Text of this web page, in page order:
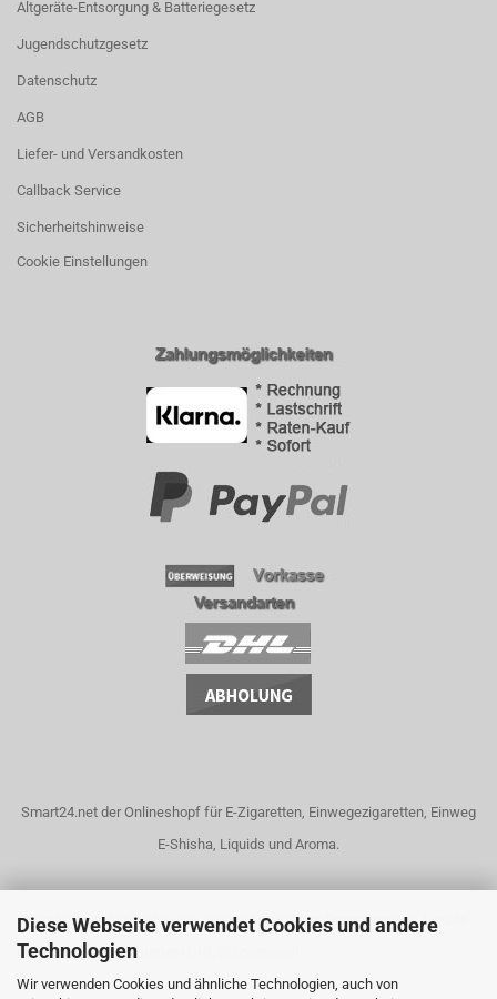
Diese Webseite verwendet Cookies und andere
Technologien
Wir verwenden Cookies und ähnliche Technologien, auch von
Altgeräte-Entsorgung & Batteriegesetz
Jugendschutzgesetz
Datenschutz
AGB
Liefer- und Versandkosten
Callback Service
Sicherheitshinweise
Cookie Einstellungen
Smart24.net der Onlineshopf für E-Zigaretten, Einwegezigaretten, Einweg
E-Shisha, Liquids und Aroma.
Unser Dampfshop bietet eine riesige Auswahl an Dampfgeräten, Liquids
und elektrische Zigaretten! DHL Blitzversand!